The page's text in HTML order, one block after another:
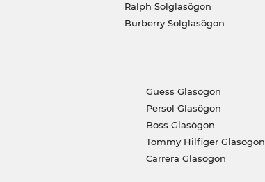
Ralph Solglasögon
Burberry Solglasögon
Guess Glasögon
Persol Glasögon
Boss Glasögon
Tommy Hilfiger Glasögon
Carrera Glasögon